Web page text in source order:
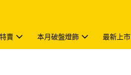
賣 本月破盤燈飾 最新上市